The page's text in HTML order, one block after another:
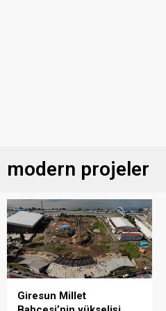
modern projeler
Giresun Millet